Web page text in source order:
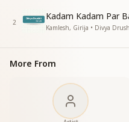
ये पंछी मुस्कुराया था
ये पंछी मुस्कुराया था
तुझे पाने की चाहत में मै दुनिया को
तुम्हारा संग तो ऐसा था
खिलाए फूल जंगल में
तुम्हारा संग तो ऐसा था
2
Kadam Kadam Par
Kamlesh, Girija • Divya
More From